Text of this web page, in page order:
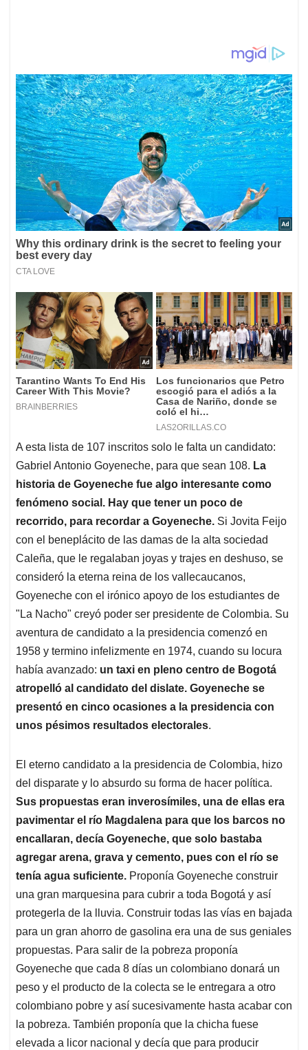
A esta lista de 107 inscritos solo le falta un candidato:
Gabriel Antonio Goyeneche, para que sean 108. La
historia de Goyeneche fue algo interesante como
fenómeno social. Hay que tener un poco de
recorrido, para recordar a Goyeneche. Si Jovita Feijo
con el beneplácito de las damas de la alta sociedad
Caleña, que le regalaban joyas y trajes en deshuso, se
consideró la eterna reina de los vallecaucanos,
Goyeneche con el irónico apoyo de los estudiantes de
"La Nacho" creyó poder ser presidente de Colombia. Su
aventura de candidato a la presidencia comenzó en
1958 y termino infelizmente en 1974, cuando su locura
había avanzado: un taxi en pleno centro de Bogotá
atropelló al candidato del dislate. Goyeneche se
presentó en cinco ocasiones a la presidencia con
unos pésimos resultados electorales.
El eterno candidato a la presidencia de Colombia, hizo
del disparate y lo absurdo su forma de hacer política.
Sus propuestas eran inverosímiles, una de ellas era
pavimentar el río Magdalena para que los barcos no
encallaran, decía Goyeneche, que solo bastaba
agregar arena, grava y cemento, pues con el río se
tenía agua suficiente. Proponía Goyeneche construir
una gran marquesina para cubrir a toda Bogotá y así
protegerla de la lluvia. Construir todas las vías en bajada
para un gran ahorro de gasolina era una de sus geniales
propuestas. Para salir de la pobreza proponía
Goyeneche que cada 8 días un colombiano donará un
peso y el producto de la colecta se le entregara a otro
colombiano pobre y así sucesivamente hasta acabar con
la pobreza. También proponía que la chicha fuese
elevada a licor nacional y decía que para producir